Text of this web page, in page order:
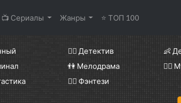
📺 Сериалы Жанры ⭐ ТОП 100
🕵️‍♂️ Детектив 👶
👫 Мелодрама 🧚‍♀️
🧝‍♂️ Фэнтези